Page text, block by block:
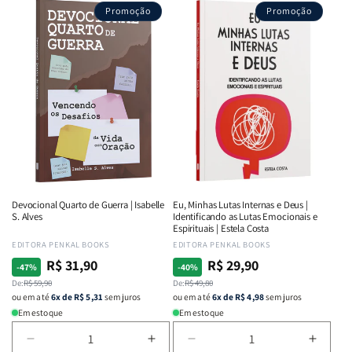
Promoção
Devocional Quarto de Guerra | Isabelle
S. Alves
Fornecedor:
EDITORA PENKAL BOOKS
-47%
Preço
normal
De:R$ 59,90
Preço
promocional
R$ 31,90
ou em até6x de R$ 5,31 sem juros
Em estoque
Aumentar
Promoção
Eu, Minhas Lutas Internas e Deus |
Identificando as Lutas Emocionais e
Espirituais | Estela Costa
Fornecedor:
EDITORA PENKAL BOOKS
-40%
Preço
normal
De:R$ 49,80
Preço
promocional
R$ 29,90
ou em até6x de R$ 4,98sem juros
Em estoque